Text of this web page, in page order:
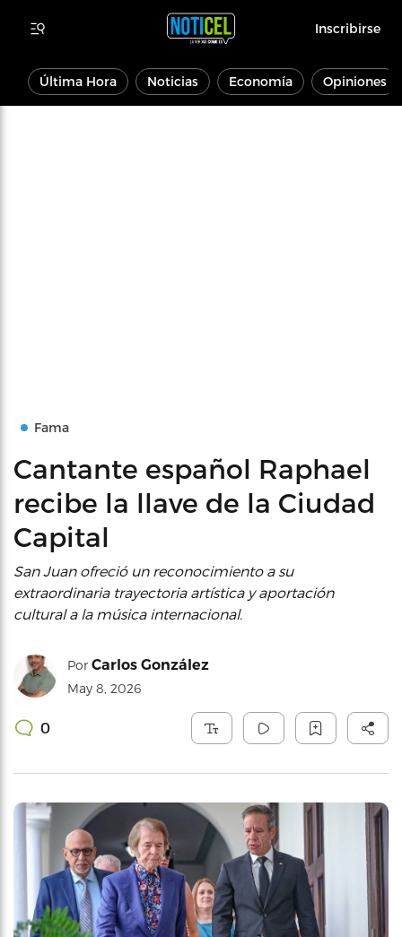
Inscribirse
Última Hora Noticias Economía Opiniones
Fama
Cantante español Raphael
recibe la llave de la Ciudad
Capital
San Juan ofreció un reconocimiento a su
extraordinaria trayectoria artística y aportación
cultural a la música internacional.
Por Carlos González
May 8, 2026
0